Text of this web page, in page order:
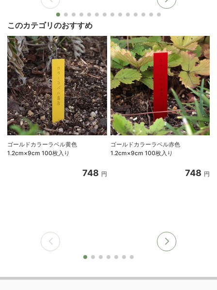
このカテゴリのおすすめ
ゴールドカラーラベル黄色
1.2cm×9cm 100枚入り
748 円
ゴールドカラーラベル赤色
1.2cm×9cm 100枚入り
748 円